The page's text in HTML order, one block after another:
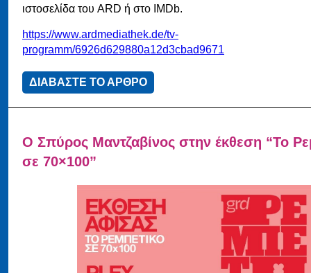
ιστοσελίδα του ARD ή στο IMDb.
https://www.ardmediathek.de/tv-
programm/6926d629880a12d3cbad9671
ΔΙΑΒΑΣΤΕ ΤΟ ΑΡΘΡΟ
Ο Σπύρος Μαντζαβίνος στην έκθεση “Το
σε 70×100”